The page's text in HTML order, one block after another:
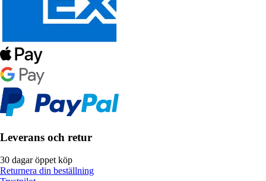
Leverans och retur
30 dagar öppet köp
Returnera din beställning